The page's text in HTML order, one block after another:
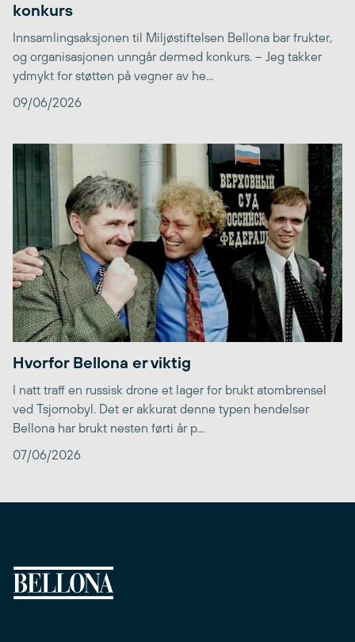
konkurs
Innsamlingsaksjonen til Miljøstiftelsen Bellona bar frukter,
og organisasjonen unngår dermed konkurs. – Jeg takker
ydmykt for støtten på vegner av he...
09/06/2026
Hvorfor Bellona er viktig
I natt traff en russisk drone et lager for brukt atombrensel
ved Tsjornobyl. Det er akkurat denne typen hendelser
Bellona har brukt nesten førti år p...
07/06/2026